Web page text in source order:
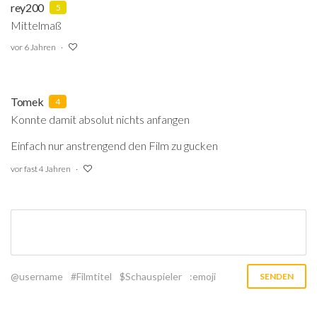
rey200 5
Mittelmaß
vor 6 Jahren
Tomek 4
Konnte damit absolut nichts anfangen
Einfach nur anstrengend den Film zu gucken
vor fast 4 Jahren
@username #Filmtitel $Schauspieler :emoji